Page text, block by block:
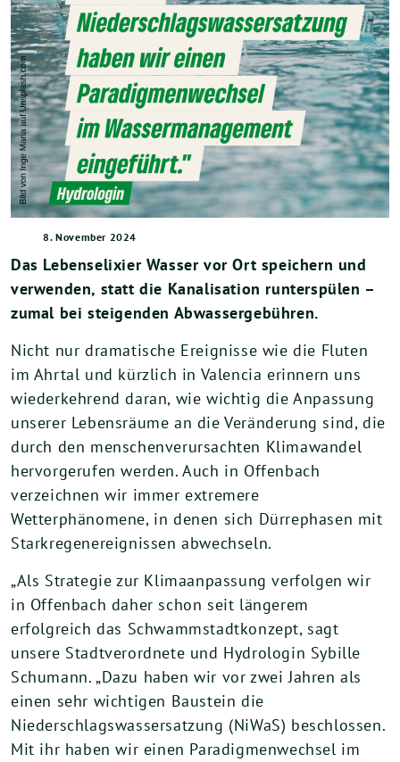
8. November 2024
Das Lebenselixier Wasser vor Ort speichern und
verwenden, statt die Kanalisation runterspülen –
zumal bei steigenden Abwassergebühren.
Nicht nur dramatische Ereignisse wie die Fluten
im Ahrtal und kürzlich in Valencia erinnern uns
wiederkehrend daran, wie wichtig die Anpassung
unserer Lebensräume an die Veränderung sind, die
durch den menschenverursachten Klimawandel
hervorgerufen werden. Auch in Offenbach
verzeichnen wir immer extremere
Wetterphänomene, in denen sich Dürrephasen mit
Starkregenereignissen abwechseln.
„Als Strategie zur Klimaanpassung verfolgen wir
in Offenbach daher schon seit längerem
erfolgreich das Schwammstadtkonzept, sagt
unsere Stadtverordnete und Hydrologin Sybille
Schumann. „Dazu haben wir vor zwei Jahren als
einen sehr wichtigen Baustein die
Niederschlagswassersatzung (NiWaS) beschlossen.
Mit ihr haben wir einen Paradigmenwechsel im